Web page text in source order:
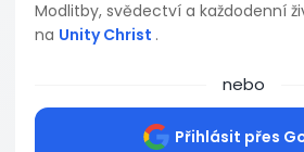
Modlitby, svědectví a každodenní
na Unity Christ .
nebo
Přihlásit přes